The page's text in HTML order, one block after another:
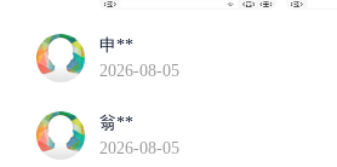
申**
2026-08-05
翁**
2026-08-05